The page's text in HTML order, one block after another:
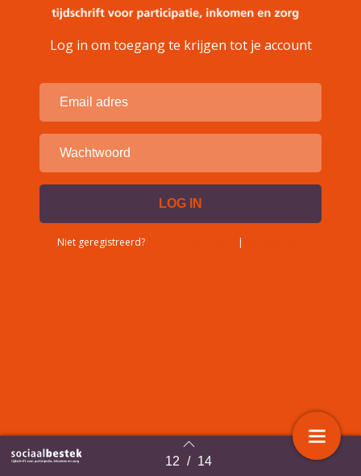
Terug naar overzicht 12 / 14
Log in om toegang te krijgen tot je account
Niet geregistreerd? |